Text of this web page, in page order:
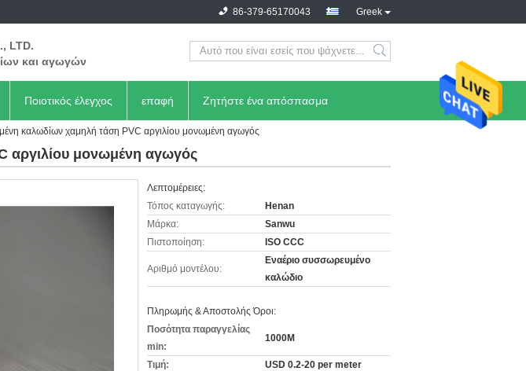
Greek
86-379-65170043
LTD.
και αγωγών
Ποιοτικός έλεγχος επαφή Ζητήστε ένα απόσπασμα
καλωδίων χαμηλή τάση PVC αργιλίου μονωμένη αγωγός
αργιλίου μονωμένη αγωγός
Λεπτομέρειες:
Τόπος καταγωγής:
Henan
Μάρκα:
Sanwu
Πιστοποίηση:
ISO CCC
Αριθμό μοντέλου:
Εναέριο συσσωρευμένο
καλώδιο
Πληρωμής & Αποστολής Όροι:
Ποσότητα παραγγελίας
min:
1000M
Τιμή:
USD 0.2-20 per meter